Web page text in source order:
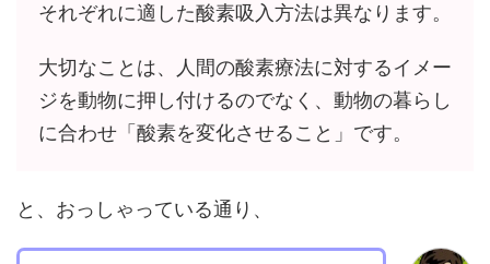
それぞれに適した酸素吸入方法は異なります。
大切なことは、人間の酸素療法に対するイメー
ジを動物に押し付けるのでなく、動物の暮らし
に合わせ「酸素を変化させること」です。
と、おっしゃっている通り、